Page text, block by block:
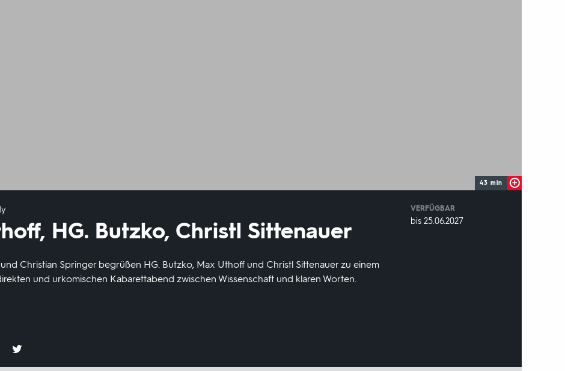
43 min
HG. Butzko, Christl Sittenauer
Christian Springer begrüßen HG. Butzko, Max Uthoff und Christl Sittenauer zu einem
und urkomischen Kabarettabend zwischen Wissenschaft und klaren Worten.
VERFÜGBAR
weltweit
VERFÜGBAR
bis 25.06.2027